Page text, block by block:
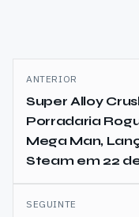
Navegação
de
artigos
ANTERIOR
Super Alloy
Porradaria
Mega Man,
Steam em 22
SEGUINTE